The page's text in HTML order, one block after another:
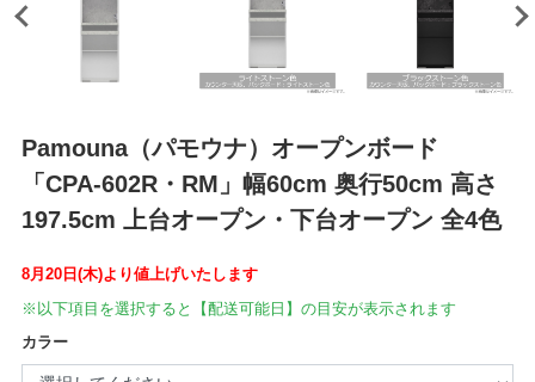
Pamouna（パモウナ）オープンボード
「CPA-602R・RM」幅60cm 奥行50cm 高さ
197.5cm 上台オープン・下台オープン 全4色
8月20日(木)より値上げいたします
※以下項目を選択すると【配送可能日】の目安が表示されます
カラー